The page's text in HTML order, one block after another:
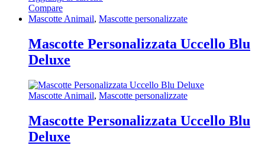
Compare
Mascotte Animail, Mascotte personalizzate
Mascotte Personalizzata Uccello Blu
Deluxe
Mascotte Animail, Mascotte personalizzate
Mascotte Personalizzata Uccello Blu
Deluxe